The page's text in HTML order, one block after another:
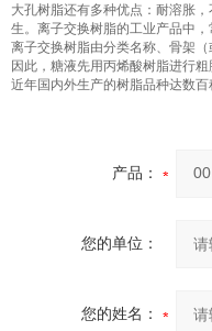
大孔树脂还有多种优点：耐溶胀
生。离子交换树脂的工业产品中
离子交换树脂由分类名称、骨架
因此，糖液先用丙烯酸树脂进行
近年国内外生产的树脂品种达数
产品：
您的单位：
您的姓名：